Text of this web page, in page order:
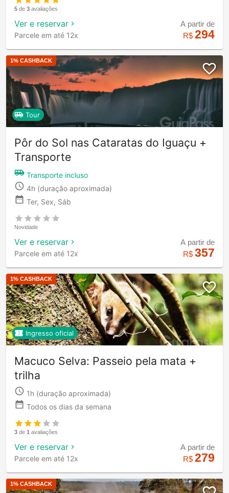
5 de 3 avaliações
Ver e reservar
Parcele em até 12x
A partir de
R$ 294
1% CASHBACK
Tour
Pôr do Sol nas Cataratas do Iguaçu +
Transporte
Transporte incluso
4h (duração aproximada)
Ter, Sex, Sáb
Novidade
Ver e reservar
Parcele em até 12x
A partir de
R$ 357
1% CASHBACK
Ingresso oficial
Macuco Selva: Passeio pela mata +
trilha
1h (duração aproximada)
Todos os dias da semana
3 de 1 avaliações
Ver e reservar
Parcele em até 12x
A partir de
R$ 279
1% CASHBACK